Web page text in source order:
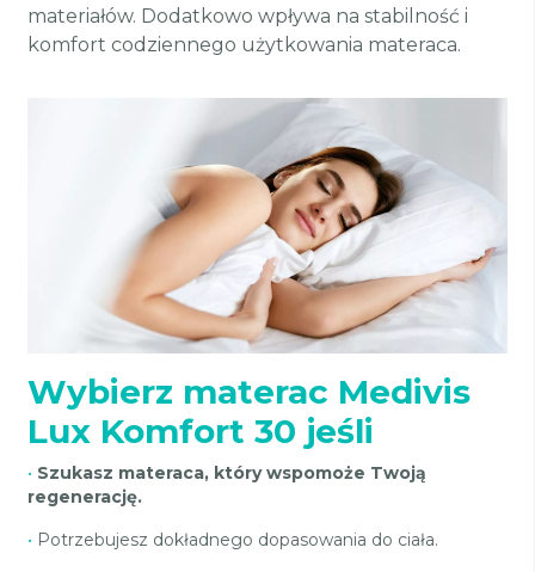
materiałów. Dodatkowo wpływa na stabilność i
komfort codziennego użytkowania materaca.
Wybierz materac Medivis
Lux Komfort 30 jeśli
• Szukasz materaca, który wspomoże Twoją
regenerację.
• Potrzebujesz dokładnego dopasowania do ciała.